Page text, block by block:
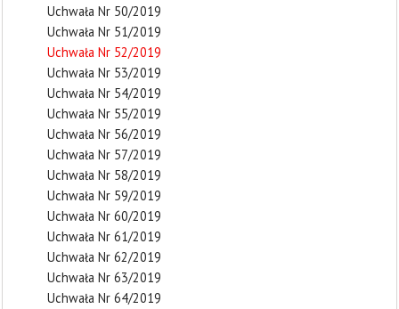
Uchwała Nr 50/2019
Uchwała Nr 51/2019
Uchwała Nr 52/2019
Uchwała Nr 53/2019
Uchwała Nr 54/2019
Uchwała Nr 55/2019
Uchwała Nr 56/2019
Uchwała Nr 57/2019
Uchwała Nr 58/2019
Uchwała Nr 59/2019
Uchwała Nr 60/2019
Uchwała Nr 61/2019
Uchwała Nr 62/2019
Uchwała Nr 63/2019
Uchwała Nr 64/2019